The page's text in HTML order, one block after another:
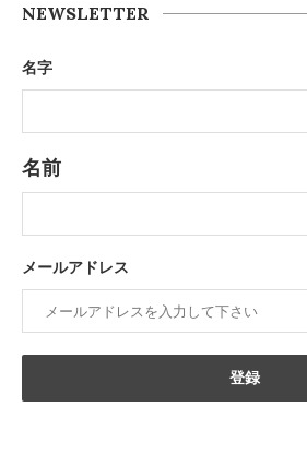
NEWSLETTER
名字
名前
メールアドレス